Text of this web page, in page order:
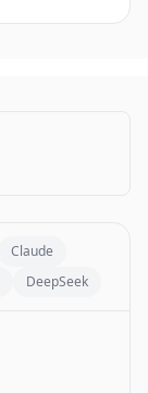
Claude
DeepSeek